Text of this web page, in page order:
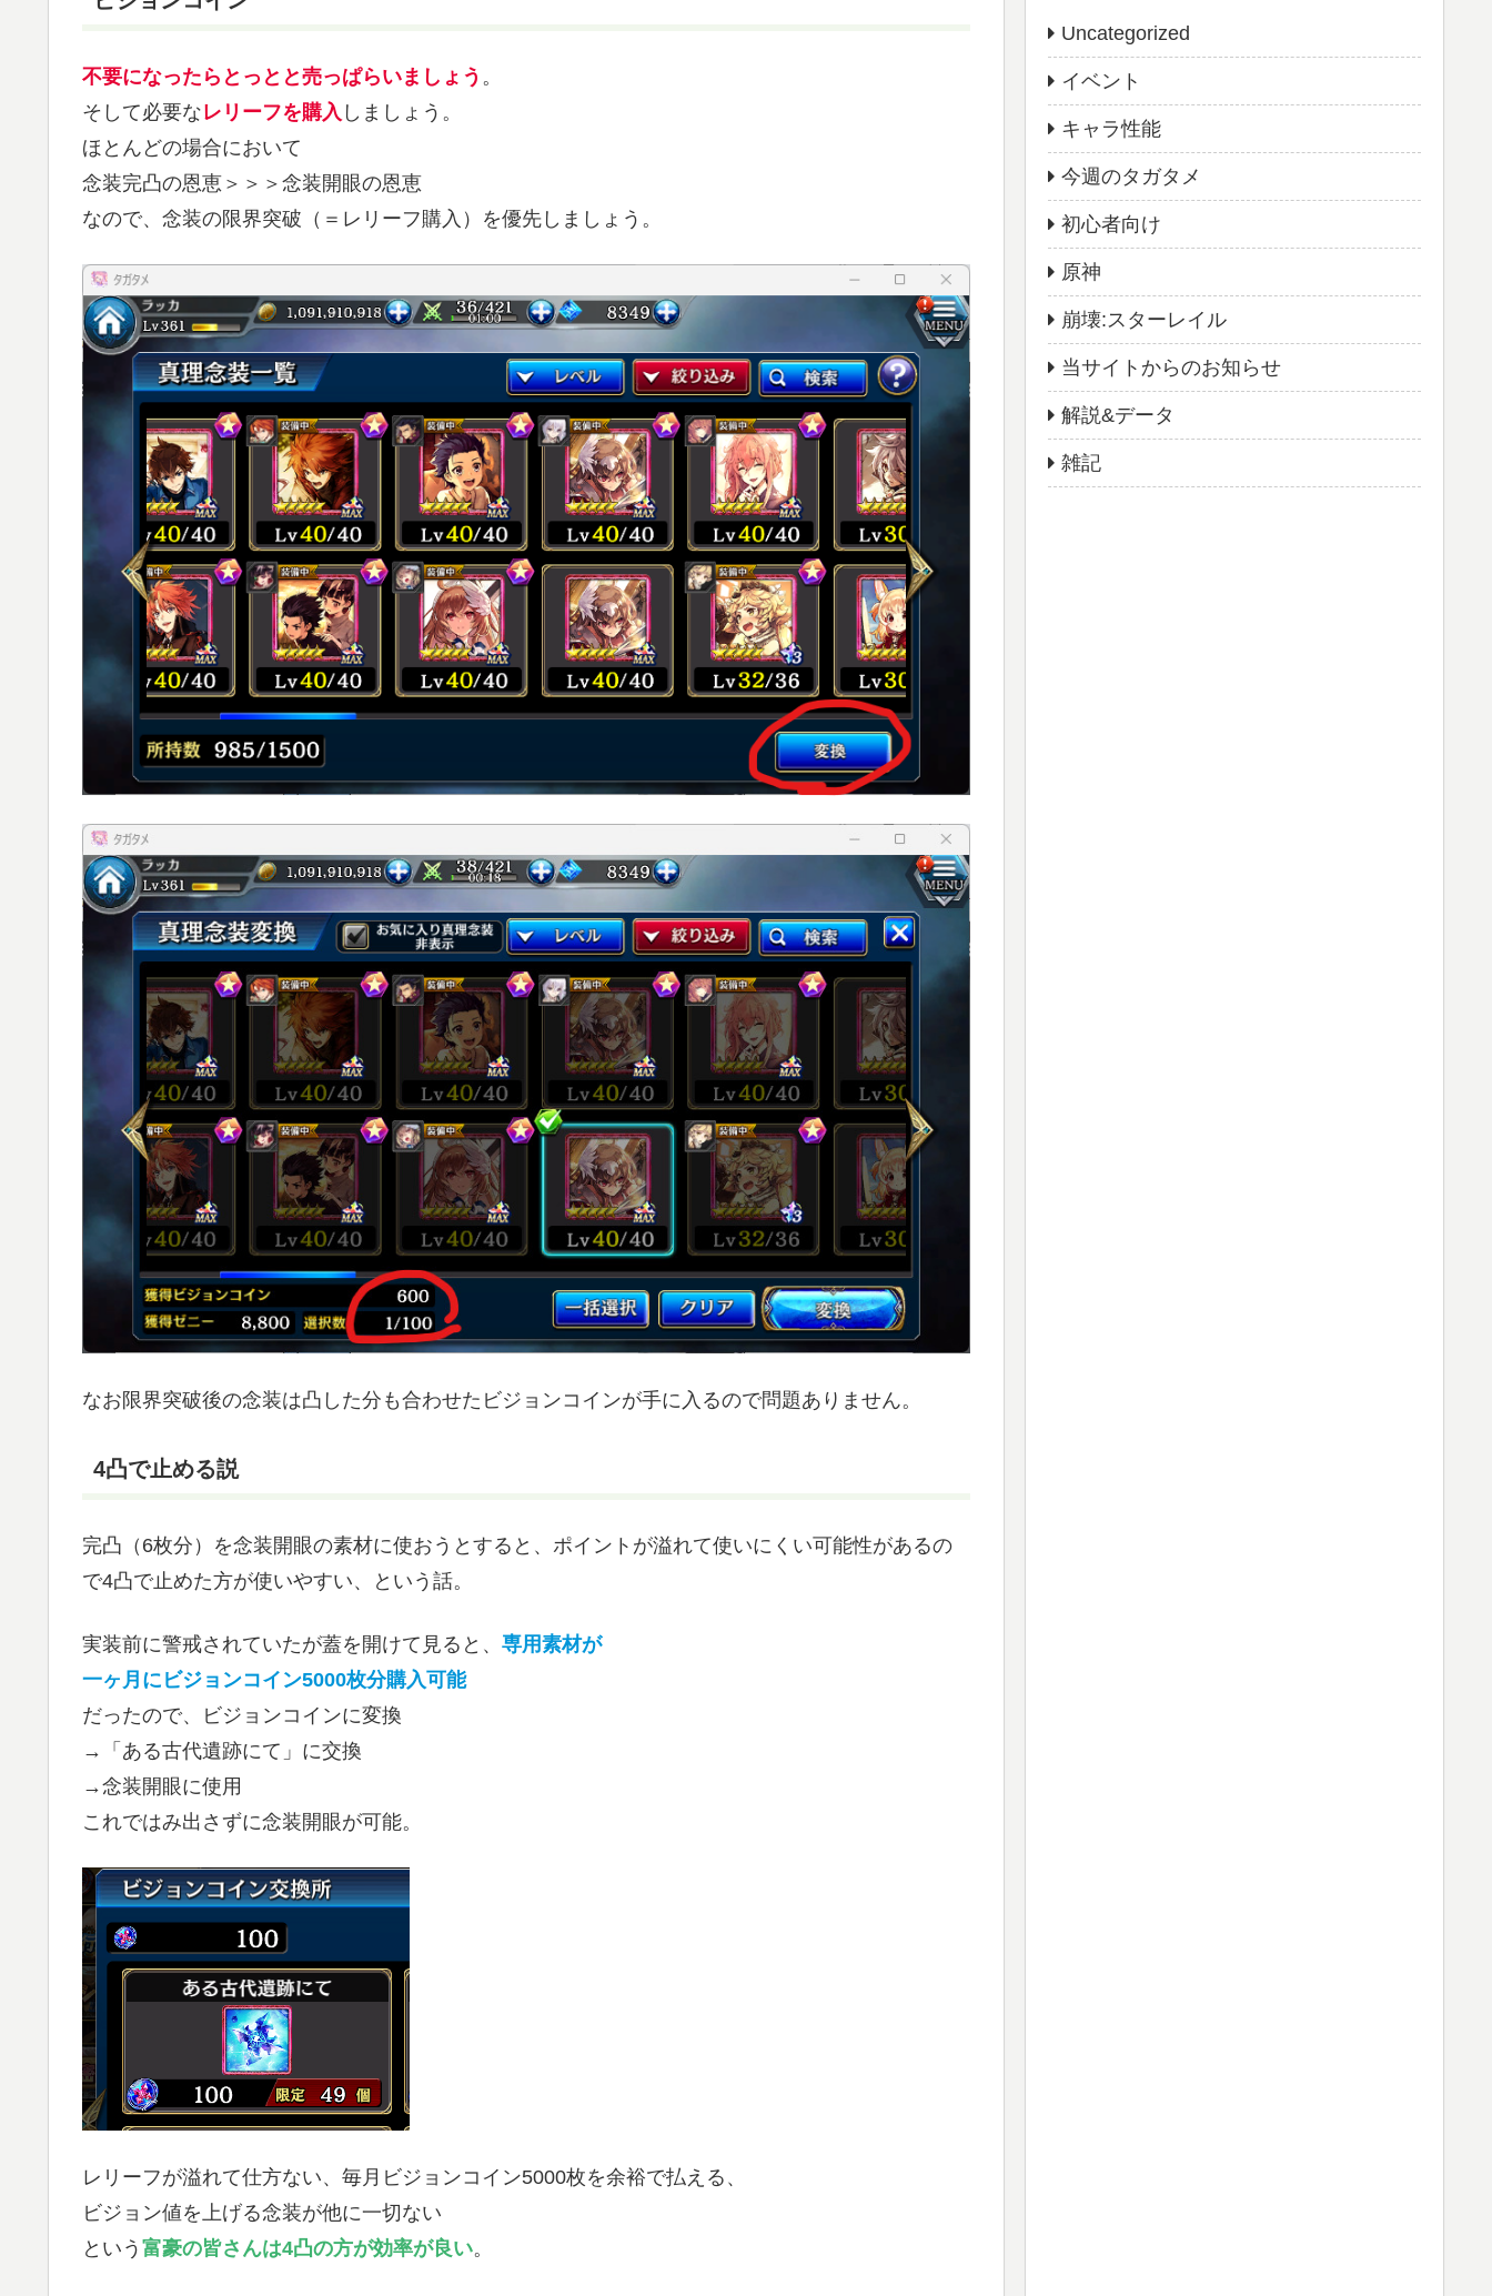
不要になったらとっとと売っぱらいましょう 。
そして必要なレリーフを購入 しましょう。
ほとんどの場合において
念装完凸の恩恵＞＞＞念装開眼の恩恵
なので、念装の限界突破（＝レリーフ購入）を優先しましょう。
なお限界突破後の念装は凸した分も合わせたビジョンコインが手に入るので問題ありません。
4凸で止める説
完凸（6枚分）を念装開眼の素材に使おうとすると、ポイントが溢れて使いにくい可能性があるの
で4凸で止めた方が使いやすい、という話。
実装前に警戒されていたが蓋を開けて見ると、 専用素材が
一ヶ月にビジョンコイン5000枚分購入可能
だったので、ビジョンコインに変換
→「ある古代遺跡にて」に交換
→念装開眼に使用
これではみ出さずに念装開眼が可能。
レリーフが溢れて仕方ない、毎月ビジョンコイン5000枚を余裕で払える、
ビジョン値を上げる念装が他に一切ない
という 富豪の皆さんは4凸の方が効率が良い。
Uncategorized
イベント
キャラ性能
今週のタガタメ
初心者向け
原神
崩壊:スターレイル
当サイトからのお知らせ
解説&データ
雑記